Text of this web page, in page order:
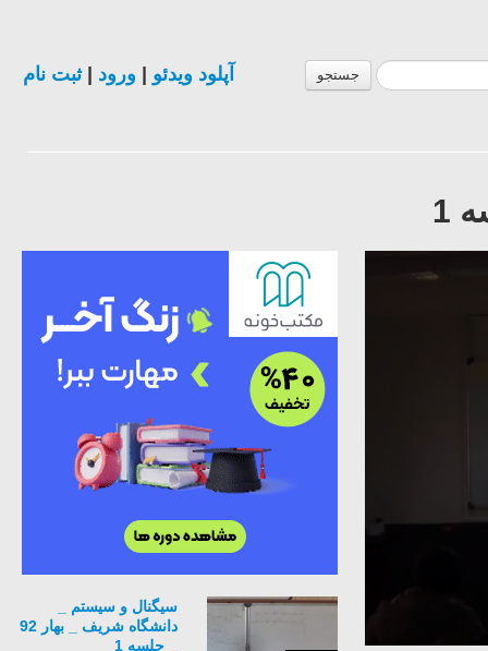
جستجو آپلود ویدئو ورود |ثبت نام
سیگنال و سیستم _
دانشگاه شریف _ بهار 92
_ جلسه 1